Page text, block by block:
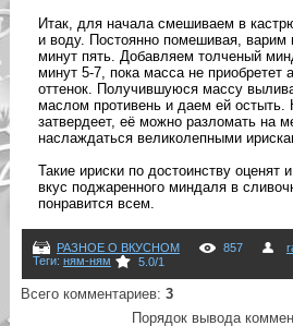
Итак, для начала смешиваем в
и воду. Постоянно помешивая, варим
минут пять. Добавляем толченый
минут 5-7, пока масса не приобретет
оттенок. Получившуюся массу
маслом противень и даем ей остыть.
затвердеет, её можно разломать на
наслаждаться великолепными
Такие ириски по достоинству оценят
вкус поджаренного миндаля в
понравится всем.
РАЗНОЕ О ВКУСНОМ 857
Теги: ням-ням 5.0/1
Всего комментариев: 3
Порядок вывода